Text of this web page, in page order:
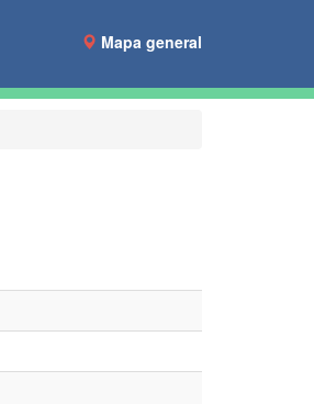
Mapa general